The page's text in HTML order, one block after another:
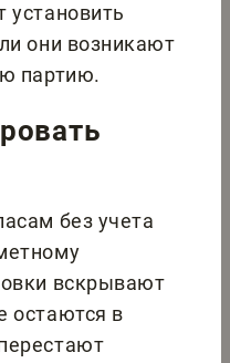
установить
они возникают
партию.
без учета
вскрывают
остаются в